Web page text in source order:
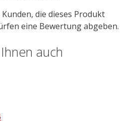
die dieses Produkt
eine Bewertung abgeben.
auch